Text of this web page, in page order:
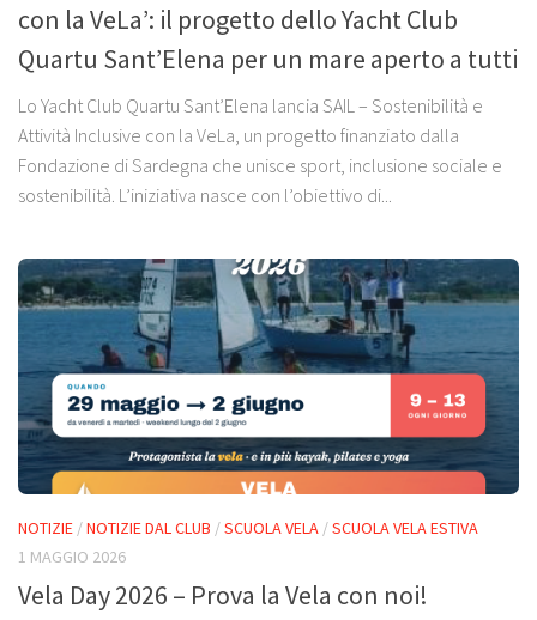
con la VeLa’: il progetto dello Yacht Club
Quartu Sant’Elena per un mare aperto a tutti
Lo Yacht Club Quartu Sant’Elena lancia SAIL – Sostenibilità e
Attività Inclusive con la VeLa, un progetto finanziato dalla
Fondazione di Sardegna che unisce sport, inclusione sociale e
sostenibilità. L’iniziativa nasce con l’obiettivo di...
NOTIZIE /NOTIZIE DAL CLUB /SCUOLA VELA /SCUOLA VELA ESTIVA
1 MAGGIO 2026
Vela Day 2026 – Prova la Vela con noi!